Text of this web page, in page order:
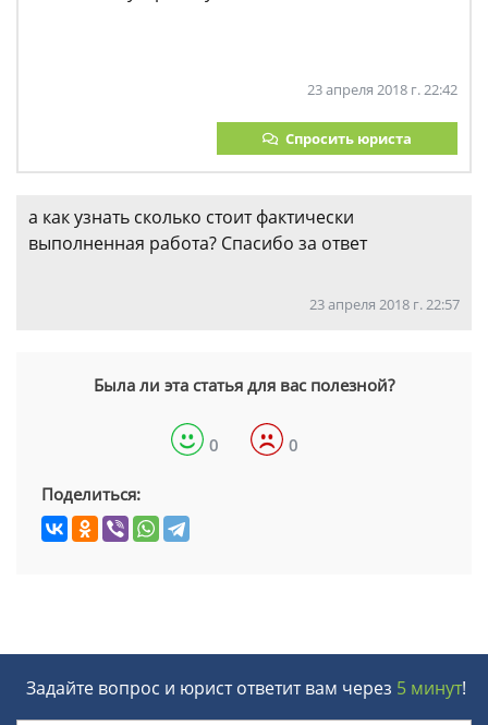
23 апреля 2018 г. 22:42
Спросить юриста
а как узнать сколько стоит фактически
выполненная работа? Спасибо за ответ
23 апреля 2018 г. 22:57
Была ли эта статья для вас полезной?
0 0
Поделиться:
Задайте вопрос и юрист ответит вам через 5 минут!